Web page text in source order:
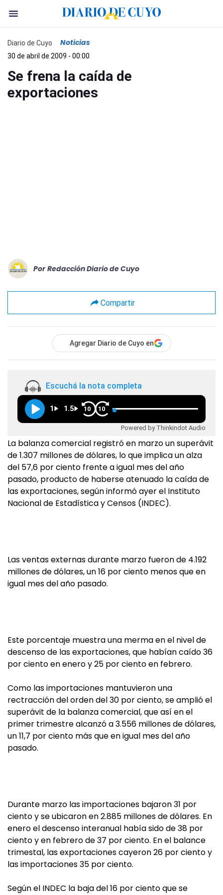
Diario de Cuyo Noticias
30 de abril de 2009 - 00:00
Se frena la caída de
exportaciones
Por Redacción Diario de Cuyo
Compartir
Agregar Diario de Cuyo en
Escuchá la nota completa
1 1.5 10 10
Powered by Thinkindot Audio
La balanza comercial registró en marzo un superávit
de 1.307 millones de dólares, lo que implica un alza
del 57,6 por ciento frente a igual mes del año
pasado, producto de haberse atenuado la caída de
las exportaciones, según informó ayer el Instituto
Nacional de Estadística y Censos (INDEC).
Las ventas externas durante marzo fueron de 4.192
millones de dólares, un 16 por ciento menos que en
igual mes del año pasado.
Este porcentaje muestra una merma en el nivel de
descenso de las exportaciones, que habían caído 36
por ciento en enero y 25 por ciento en febrero.
Como las importaciones mantuvieron una
rectracción del orden del 30 por ciento, se amplió el
superávit de la balanza comercial, que así en el
primer trimestre alcanzó a 3.556 millones de dólares,
un 11,7 por ciento más que en igual mes del año
pasado.
Durante marzo las importaciones bajaron 31 por
ciento y se ubicaron en 2.885 millones de dólares. En
enero el descenso interanual había sido de 38 por
ciento y en febrero de 37 por ciento. En el balance
trimestal, las exportaciones cayeron 26 por ciento y
las importaciones 35 por ciento.
Según el INDEC la baja del 16 por ciento que se